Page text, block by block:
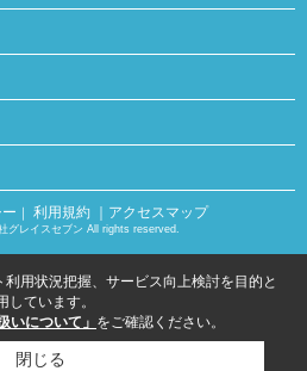
利用規約 ｜アクセスマップ
グレイスセブン All rights reserved.
用状況把握、サービス向上検討を目的と
ています。
いについて」 をご確認ください。
閉じる